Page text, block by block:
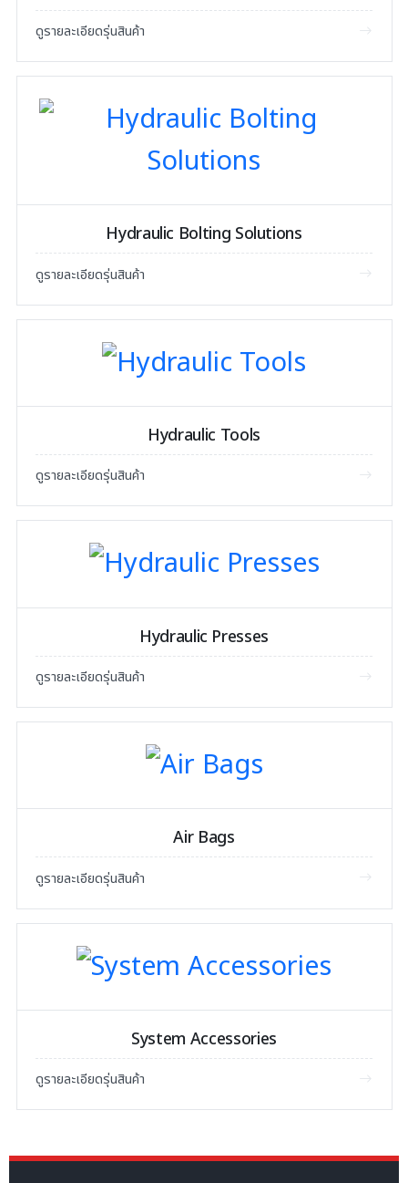
ดูรายละเอียดรุ่นสินค้า
Hydraulic Bolting Solutions
ดูรายละเอียดรุ่นสินค้า
Hydraulic Tools
ดูรายละเอียดรุ่นสินค้า
Hydraulic Presses
ดูรายละเอียดรุ่นสินค้า
Air Bags
ดูรายละเอียดรุ่นสินค้า
System Accessories
ดูรายละเอียดรุ่นสินค้า